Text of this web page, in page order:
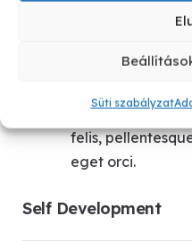
Süti szabályzat
commodo
felis,
eget orci.
Self Development